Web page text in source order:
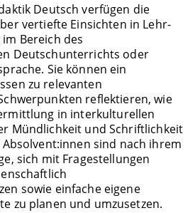
Deutsch verfügen die
vertiefte Einsichten in Lehr-
Bereich des
Deutschunterrichts oder
Sie können ein
zu relevanten
reflektieren, wie
in interkulturellen
Mündlichkeit und Schriftlichkeit
sind nach ihrem
sich mit Fragestellungen
sowie einfache eigene
zu planen und umzusetzen.